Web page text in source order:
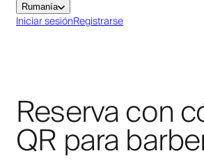
Rumanía
Iniciar sesiónRegistrarse
Reserva con
QR para